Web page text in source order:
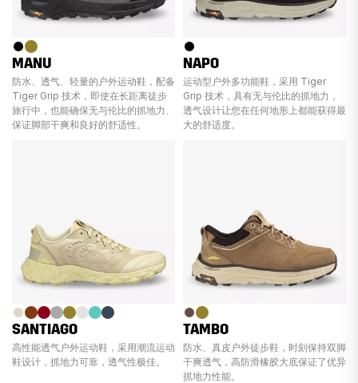
MANU
防水、透气、轻量的户外运动鞋，配备
Tiger Grip 技术，即使在长距离徒步
旅行中，也能确保无与伦比的抓地力、
保证脚部干爽和良好的舒适性。
NAPO
运动型户外多功能鞋，采用 Tiger
Grip 技术，具有无与伦比的抓地力，
透气设计让您在任何地形上都能获得最
大的舒适度。
SANTIAGO
高性能透气户外运动鞋，采用潮流运动
鞋设计，抓地力可靠，透气性极佳。
TAMBO
防水、真皮户外徒步鞋，时刻保持双脚
干爽透气，高防滑橡胶大底保证了优异
抓地力性能。